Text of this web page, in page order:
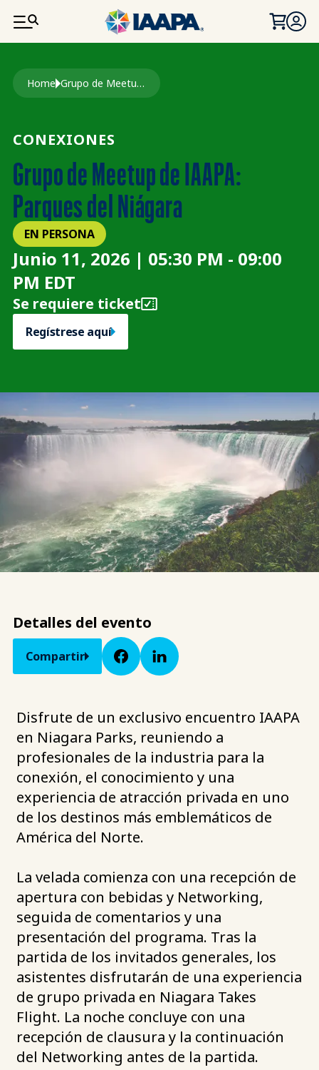
PASAR AL CONTENIDO PRINCIPAL
Ruta de navegación
Home Grupo de Meetup de IAAPA: Parques del Niágara
CONEXIONES
Grupo de Meetup de IAAPA:
Parques del Niágara
EN PERSONA
Junio 11, 2026 | 05:30 PM - 09:00
PM EDT
Se requiere ticket
Regístrese aquí
Detalles del evento
Compartir
Disfrute de un exclusivo encuentro IAAPA
en Niagara Parks, reuniendo a
profesionales de la industria para la
conexión, el conocimiento y una
experiencia de atracción privada en uno
de los destinos más emblemáticos de
América del Norte.
La velada comienza con una recepción de
apertura con bebidas y Networking,
seguida de comentarios y una
presentación del programa. Tras la
partida de los invitados generales, los
asistentes disfrutarán de una experiencia
de grupo privada en Niagara Takes
Flight. La noche concluye con una
recepción de clausura y la continuación
del Networking antes de la partida.